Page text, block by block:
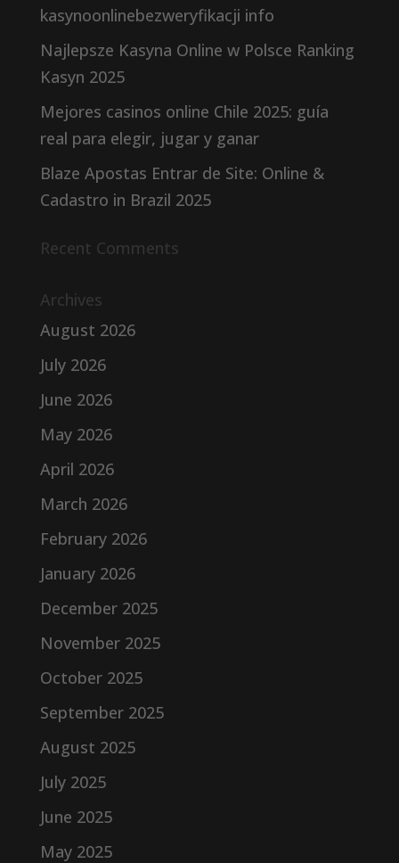
kasynoonlinebezweryfikacji info
Najlepsze Kasyna Online w Polsce Ranking
Kasyn 2025
Mejores casinos online Chile 2025: guía
real para elegir, jugar y ganar
Blaze Apostas Entrar de Site: Online &
Cadastro in Brazil 2025
Recent Comments
Archives
August 2026
July 2026
June 2026
May 2026
April 2026
March 2026
February 2026
January 2026
December 2025
November 2025
October 2025
September 2025
August 2025
July 2025
June 2025
May 2025